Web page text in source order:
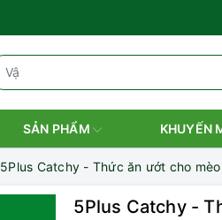
SẢN PHẨM KHUYẾN
5Plus Catchy - Thức ăn ướt cho
5Plus Catchy -